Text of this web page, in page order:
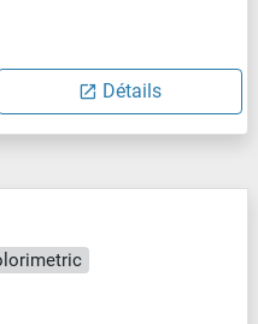
Détails